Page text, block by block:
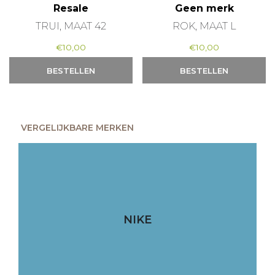
Resale
TRUI, MAAT 42
€10,00
BESTELLEN
Geen merk
ROK, MAAT L
€10,00
BESTELLEN
VERGELIJKBARE MERKEN
NIKE